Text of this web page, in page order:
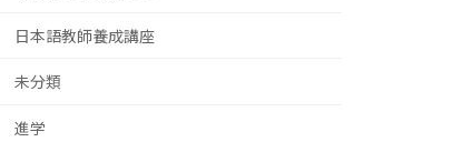
日本語教師養成講座
未分類
進学